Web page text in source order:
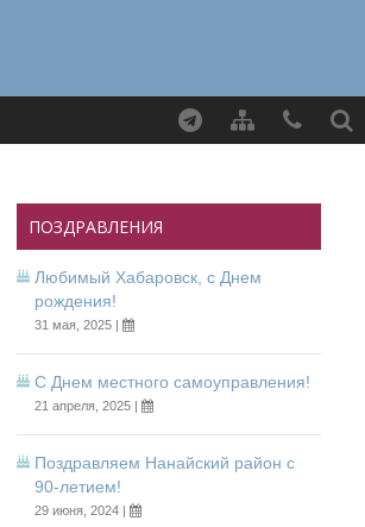
ПОЗДРАВЛЕНИЯ
Любимый Хабаровск, с Днем
рождения!
31 мая, 2025 |
С Днем местного самоуправления!
21 апреля, 2025 |
Поздравляем Нанайский район с
90-летием!
29 июня, 2024 |